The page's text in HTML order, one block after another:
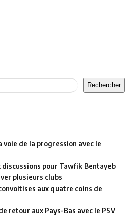
Rechercher
voie de la progression avec le
pour Tawfik Bentayeb
plusieurs clubs
aux quatre coins de
retour aux Pays-Bas avec le PSV